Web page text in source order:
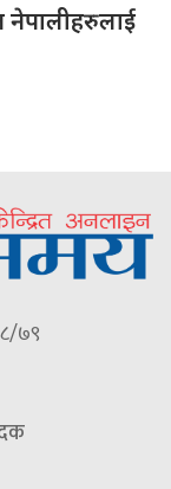
नेपालीहरुलाई
७९